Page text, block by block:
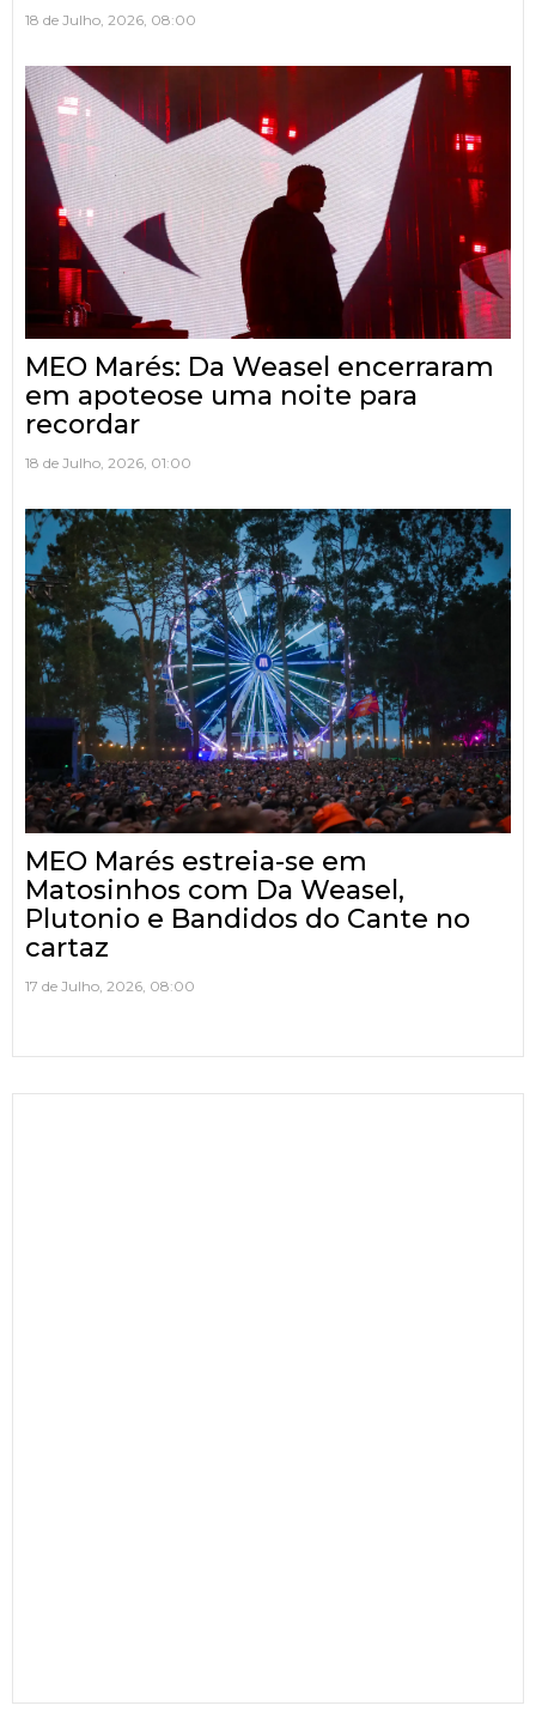
18 de Julho, 2026, 08:00
MEO Marés: Da Weasel encerraram
em apoteose uma noite para
recordar
18 de Julho, 2026, 01:00
MEO Marés estreia-se em
Matosinhos com Da Weasel,
Plutonio e Bandidos do Cante no
cartaz
17 de Julho, 2026, 08:00